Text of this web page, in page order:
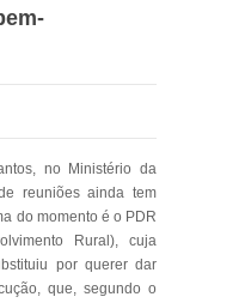
no Ministério da
reuniões ainda tem
do momento é o PDR
Rural), cuja
por querer dar
que, segundo o